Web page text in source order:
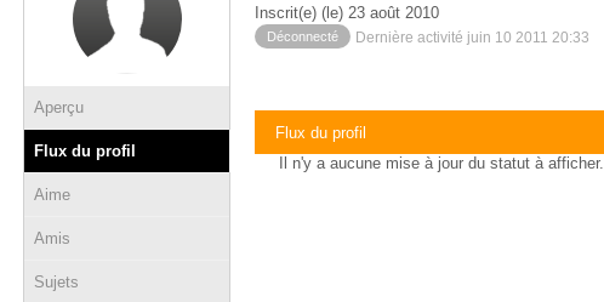
Aperçu
Flux du profil
Aime
Amis
Sujets
Inscrit(e) (le) 23 août 2010
Déconnecté Dernière activité juin 10 2011 20:33
Flux du profil
Il n'y a aucune mise à jour du statut à afficher.